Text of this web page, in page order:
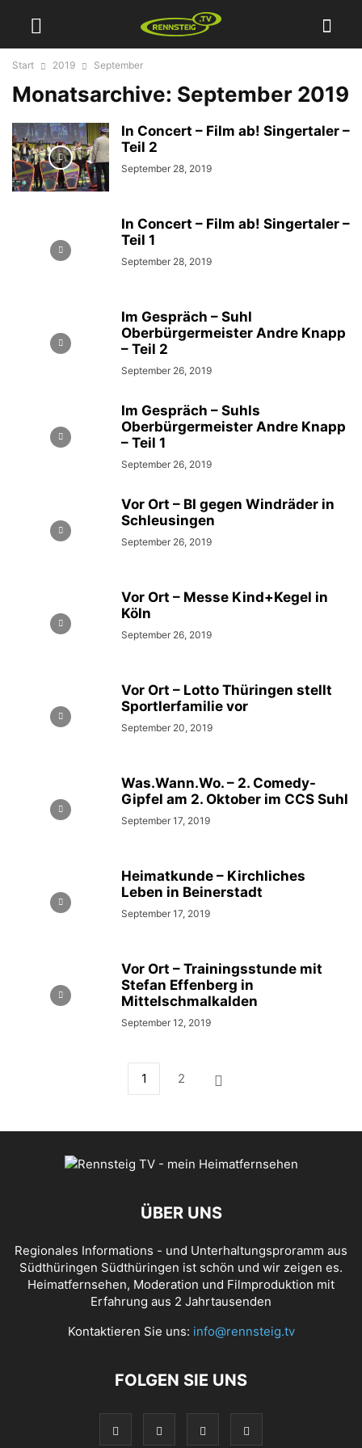
Start 2019 September
Monatsarchive: September 2019
In Concert – Film ab! Singertaler –
Teil 2
September 28, 2019
In Concert – Film ab! Singertaler –
Teil 1
September 28, 2019
Im Gespräch – Suhl
Oberbürgermeister Andre Knapp
– Teil 2
September 26, 2019
Im Gespräch – Suhls
Oberbürgermeister Andre Knapp
– Teil 1
September 26, 2019
Vor Ort – BI gegen Windräder in
Schleusingen
September 26, 2019
Vor Ort – Messe Kind+Kegel in
Köln
September 26, 2019
Vor Ort – Lotto Thüringen stellt
Sportlerfamilie vor
September 20, 2019
Was.Wann.Wo. – 2. Comedy-
Gipfel am 2. Oktober im CCS Suhl
September 17, 2019
Heimatkunde – Kirchliches
Leben in Beinerstadt
September 17, 2019
Vor Ort – Trainingsstunde mit
Stefan Effenberg in
Mittelschmalkalden
September 12, 2019
1 2
ÜBER UNS
Regionales Informations - und Unterhaltungsproramm aus
Südthüringen Südthüringen ist schön und wir zeigen es.
Heimatfernsehen, Moderation und Filmproduktion mit
Erfahrung aus 2 Jahrtausenden
Kontaktieren Sie uns: info@rennsteig.tv
FOLGEN SIE UNS